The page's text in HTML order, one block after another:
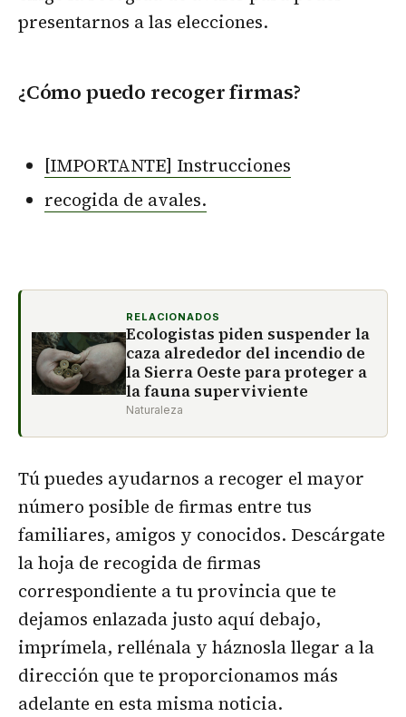
presentarnos a las elecciones.
¿Cómo puedo recoger firmas?
[IMPORTANTE] Instrucciones
recogida de avales.
RELACIONADOS
Ecologistas piden suspender la
caza alrededor del incendio de
la Sierra Oeste para proteger a
la fauna superviviente
Naturaleza
Tú puedes ayudarnos a recoger el mayor
número posible de firmas entre tus
familiares, amigos y conocidos. Descárgate
la hoja de recogida de firmas
correspondiente a tu provincia que te
dejamos enlazada justo aquí debajo,
imprímela, rellénala y háznosla llegar a la
dirección que te proporcionamos más
adelante en esta misma noticia.